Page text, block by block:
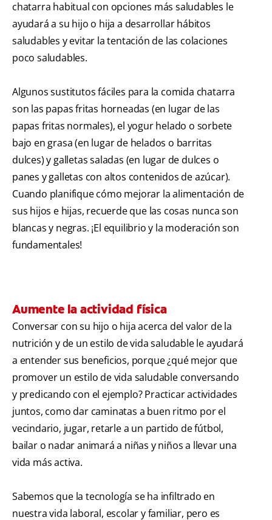
chatarra habitual con opciones más saludables le
ayudará a su hijo o hija a desarrollar hábitos
saludables y evitar la tentación de las colaciones
poco saludables.
Algunos sustitutos fáciles para la comida chatarra
son las papas fritas horneadas (en lugar de las
papas fritas normales), el yogur helado o sorbete
bajo en grasa (en lugar de helados o barritas
dulces) y galletas saladas (en lugar de dulces o
panes y galletas con altos contenidos de azúcar).
Cuando planifique cómo mejorar la alimentación de
sus hijos e hijas, recuerde que las cosas nunca son
blancas y negras. ¡El equilibrio y la moderación son
fundamentales!
Aumente la actividad física
Conversar con su hijo o hija acerca del valor de la
nutrición y de un estilo de vida saludable le ayudará
a entender sus beneficios, porque ¿qué mejor que
promover un estilo de vida saludable conversando
y predicando con el ejemplo? Practicar actividades
juntos, como dar caminatas a buen ritmo por el
vecindario, jugar, retarle a un partido de fútbol,
bailar o nadar animará a niñas y niños a llevar una
vida más activa.
Sabemos que la tecnología se ha infiltrado en
nuestra vida laboral, escolar y familiar, pero es